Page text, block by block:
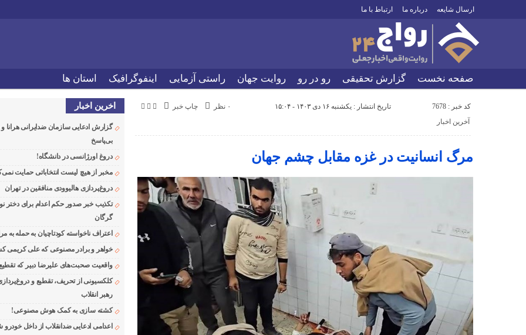
ارسال شایعه درباره ما ارتباط با ما
صفحه نخست گزارش تحقیقی رو در رو روایت جهان راستی آزمایی اینفوگرافیک استان ها
کد خبر : 7678 تاریخ انتشار : یکشنبه ۱۶ دی ۱۴۰۳ - ۱۵:۰۴ چاپ خبر
۰ نظر
آخرین اخبار
مرگ انسانیت در غزه مقابل چشم جهان
اخرین اخبار
گزارش ادعایی سازمان ضدایرانی
بی‌پاسخ
دروغ اورژانسی در دانشگاه!
مخبر از هیچ لیست انتخاباتی حمایت
دروغ‌پردازی هالیوودی منافقین در تهران
تکذیب خبر صدور حکم اعدام برای دختر
گرگان
اعتراف ناخواسته کودتاچیان به حمله به
خواهر و برادر مصنوعی که علی کریمی
واقعیت صحبت‌های علیرضا دبیر که
کلکسیونی از تحریف، تقطیع و
رهبر انقلاب
کشته سازی به کمک هوش مصنوعی!
اعدامی ادعایی ضدانقلاب از داخل خودرو